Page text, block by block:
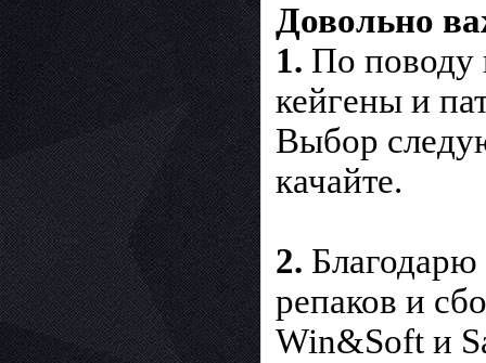
Довольно
1. По поводу
кейгены и
Выбор
качайте.
2. Благодарю
репаков и
Win&Soft и